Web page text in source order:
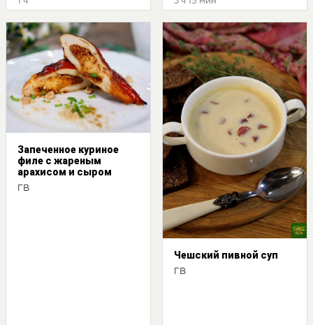
Запеченное куриное
филе с жареным
арахисом и сыром
ГВ
Чешский пивной суп
ГВ